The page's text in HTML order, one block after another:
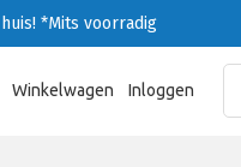
*Mits voorradig
Winkelwagen Inloggen